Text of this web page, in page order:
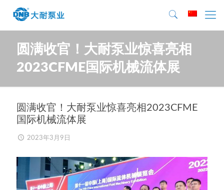
圆满收官！大耐泵业惊喜亮相
2023CFME国际机械流体展
圆满收官！大耐泵业惊喜亮相2023CFME
国际机械流体展
2023年3月9日